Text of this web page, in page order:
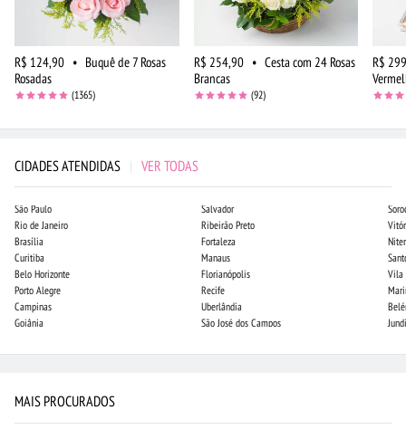
R$ 124,90 • Buquê de 7 Rosas
Rosadas
(1365)
R$ 254,90 • Cesta com 24 Rosas
Brancas
(92)
R$
CIDADES ATENDIDAS | VER TODAS
São Paulo
Rio de Janeiro
Brasília
Curitiba
Belo Horizonte
Porto Alegre
Campinas
Goiânia
Salvador
Ribeirão Preto
Fortaleza
Manaus
Florianópolis
Recife
Uberlândia
São José dos Campos
Vila
MAIS PROCURADOS